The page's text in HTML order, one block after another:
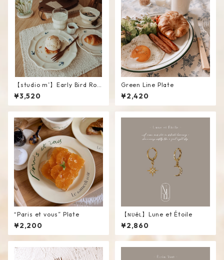
【studio m’】Early Bird Rou
nd Plate / L
¥3,520
Green Line Plate
¥2,420
“Paris et vous” Plate
¥2,200
【ɴᴜéʟ】Lune et Étoile
¥2,860